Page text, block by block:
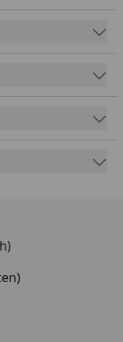
Installation an